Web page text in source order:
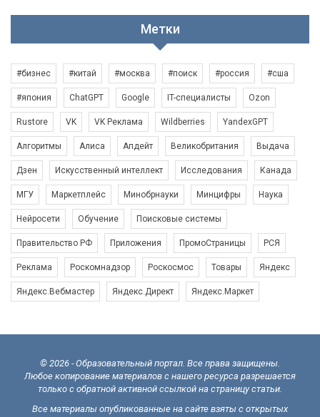
Метки
#бизнес #китай #москва #поиск #россия #сша
#япония ChatGPT Google IT-специалисты Ozon
Rustore VK VK Реклама Wildberries YandexGPT
Алгоритмы Алиса Апдейт Великобритания Выдача
Дзен Искусственный интеллект Исследования Канада
МГУ Маркетплейс Минобрнауки Минцифры Наука
Нейросети Обучение Поисковые системы
Правительство РФ Приложения ПромоСтраницы РСЯ
Реклама Роскомнадзор Роскосмос Товары Яндекс
Яндекс.Вебмастер Яндекс.Директ Яндекс.Маркет
© 2026 - Образовательный портал. Все права защищены.
Любое копирование материалов с нашего ресурса разрешается
только с обратной активной ссылкой на страницу статьи.
Все материалы опубликованные на сайте взяты с открытых